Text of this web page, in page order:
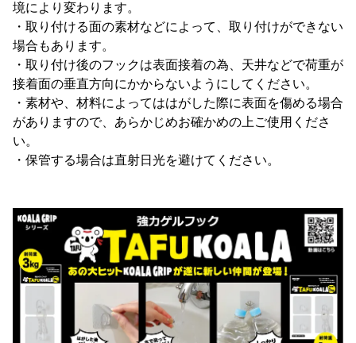
境により変わります。
・取り付ける面の素材などによって、取り付けができない
場合もあります。
・取り付け後のフックは表面接着の為、天井などで荷重が
接着面の垂直方向にかからないようにしてください。
・素材や、材料によってははがした際に表面を傷める場合
がありますので、あらかじめお確かめの上ご使用くださ
い。
・保管する場合は直射日光を避けてください。